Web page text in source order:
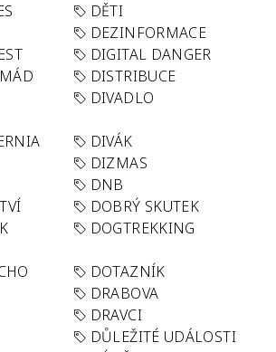
DĚTI
DEZINFORMACE
DIGITAL DANGER
DISTRIBUCE
DIVADLO
DIVÁK
DIZMAS
DNB
DOBRÝ SKUTEK
DOGTREKKING
DOTAZNÍK
DRABOVA
DRAVCI
DŮLEŽITÉ UDÁLOSTI